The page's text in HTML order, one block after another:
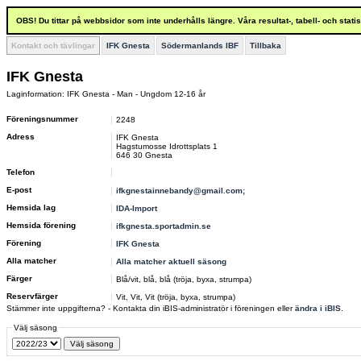
OBS! Du tittar på webbsidor som inte underhålls längre. Våra resultat-, tabell- och
Kontakt och tävlingar IFK Gnesta Södermanlands IBF Tillbaka
IFK Gnesta
Laginformation: IFK Gnesta - Man - Ungdom 12-16 år
Föreningsnummer
2248
Adress
IFK Gnesta
Hagstumosse Idrottsplats 1
646 30 Gnesta
Telefon
E-post
ifkgnestainnebandy@gmail.com;
Hemsida lag
IDA-Import
Hemsida förening
ifkgnesta.sportadmin.se
Förening
IFK Gnesta
Alla matcher
Alla matcher aktuell säsong
Färger
Blå/vit, blå, blå (tröja, byxa, strumpa)
Reservfärger
Vit, Vit, Vit (tröja, byxa, strumpa)
Stämmer inte uppgifterna? - Kontakta din iBIS-administratör i föreningen ellerändra i iBIS
Välj säsong